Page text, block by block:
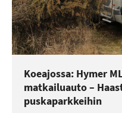
Koeajossa: Hymer
matkailuauto –
puskaparkkeihin